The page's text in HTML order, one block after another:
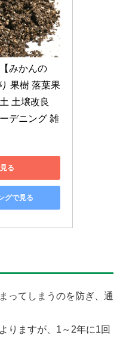
みかんの
果樹 落葉果
土壌改良
デニング 雑
る
グで見る
ってしまうのを防ぎ、通
りますが、1～2年に1回